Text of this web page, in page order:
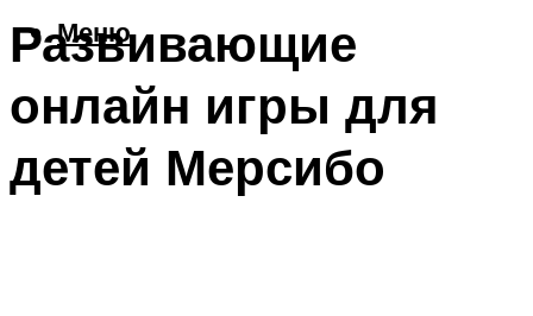
Меню
Развивающие
онлайн игры для
детей Мерсибо